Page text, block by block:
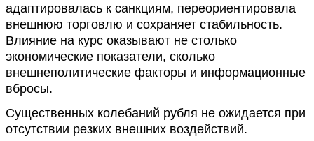
адаптировалась к санкциям, переориентировала
внешнюю торговлю и сохраняет стабильность.
Влияние на курс оказывают не столько
экономические показатели, сколько
внешнеполитические факторы и информационные
вбросы.
Существенных колебаний рубля не ожидается при
отсутствии резких внешних воздействий.